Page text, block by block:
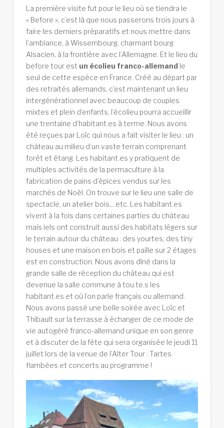
La première visite fut pour le lieu où se tiendra le
« Before », c’est là que nous passerons trois jours à
faire les derniers préparatifs et nous mettre dans
l’ambiance, à Wissembourg, charmant bourg
Alsacien, à la frontière avec l’Allemagne. Et le lieu du
before tour est un écolieu franco-allemandle
seul de cette espèce en France. Créé au départ par
des retraités allemands, c’est maintenant un lieu
intergénérationnel avec beaucoup de couples
mixtes et plein d’enfants, l’écolieu pourra accueillir
une trentaine d’habitant.es à terme. Nous avons
été reçues par Loïc qui nous a fait visiter le lieu : un
château au milieu d’un vaste terrain comprenant
forêt et étang. Les habitant.es y pratiquent de
multiples activités de la permaculture à la
fabrication de pains d’épices vendus sur les
marchés de Noël. On trouve sur le lieu une salle de
spectacle, un atelier bois,.. etc. Les habitant.es
vivent à la fois dans certaines parties du château
mais iels ont construit aussi des habitats légers sur
le terrain autour du château : des yourtes, des tiny
houses et une maison en bois et paille sur 2 étages
est en construction. Nous avons dîné dans la
grande salle de réception du château qui est
devenue la salle commune à tou.te.s les
habitant.es et où l’on parle français ou allemand.
Nous avons passé une belle soirée avec Loïc et
Thibault sur la terrasse à échanger de ce mode de
vie autogéré franco-allemand unique en son genre
et à discuter de la fête qui sera organisée le jeudi 11
juillet lors de la venue de l’Alter Tour : Tartes
flambées et concerts au programme !